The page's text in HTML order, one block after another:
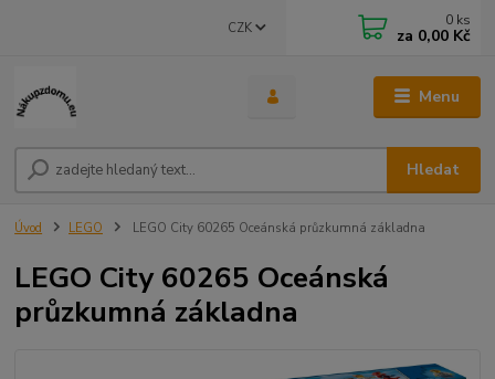
Menu
CZK
Hledat
0 ks
za 0,00 Kč
Úvod LEGO LEGO City 60265 Oceánská průzkumná základna
LEGO City 60265 Oceánská
průzkumná základna